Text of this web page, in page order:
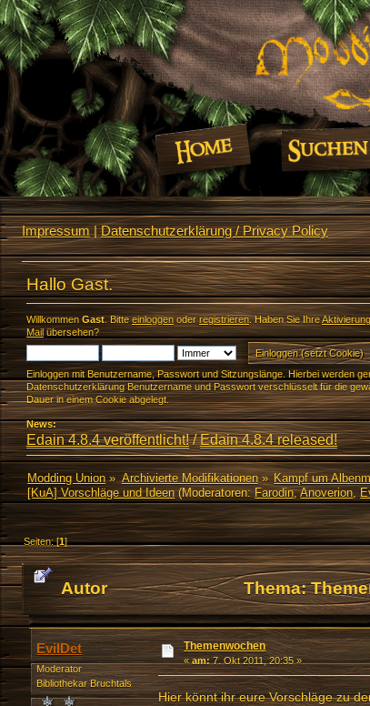
Impressum|Datenschutzerklärung / Privacy Policy
Hallo Gast.
Willkommen Gast. Bitte einloggenoderregistrieren. Haben Sie Ihre
Mailübersehen?
Einloggen mit Benutzername, Passwort und Sitzungslänge. Hierbei werden
Datenschutzerklärung Benutzername und Passwort verschlüsselt für die
Dauer in einem Cookie abgelegt.
News:
Edain 4.8.4 veröffentlicht!/Edain 4.8.4 released!
Modding Union» Archivierte Modifikationen» Kampf um
[KuA] Vorschläge und Ideen(Moderatoren:Farodin,Anoverion,
Seiten: [1]
Autor Thema:
EvilDet
Moderator
Bibliothekar Bruchtals
Themenwochen
«am:7. Okt 2011, 20:35 »
Hier könnt ihr eure Vorschläge zu